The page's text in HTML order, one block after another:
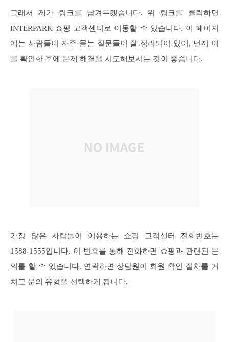
그래서 제가 링크를 남겨두겠습니다. 위 링크를 클릭하면
INTERPARK 쇼핑 고객센터로 이동할 수 있습니다. 이 페이지
에는 사람들이 자주 묻는 질문들이 잘 정리되어 있어, 먼저 이
를 확인한 후에 문제 해결을 시도해보시는 것이 좋습니다.
가장 많은 사람들이 이용하는 쇼핑 고객센터 전화번호는
1588-1555입니다. 이 번호를 통해 전화하면 쇼핑과 관련된 문
의를 할 수 있습니다. 연락하면 상담원이 회원 확인 절차를 거
치고 문의 유형을 선택하게 됩니다.